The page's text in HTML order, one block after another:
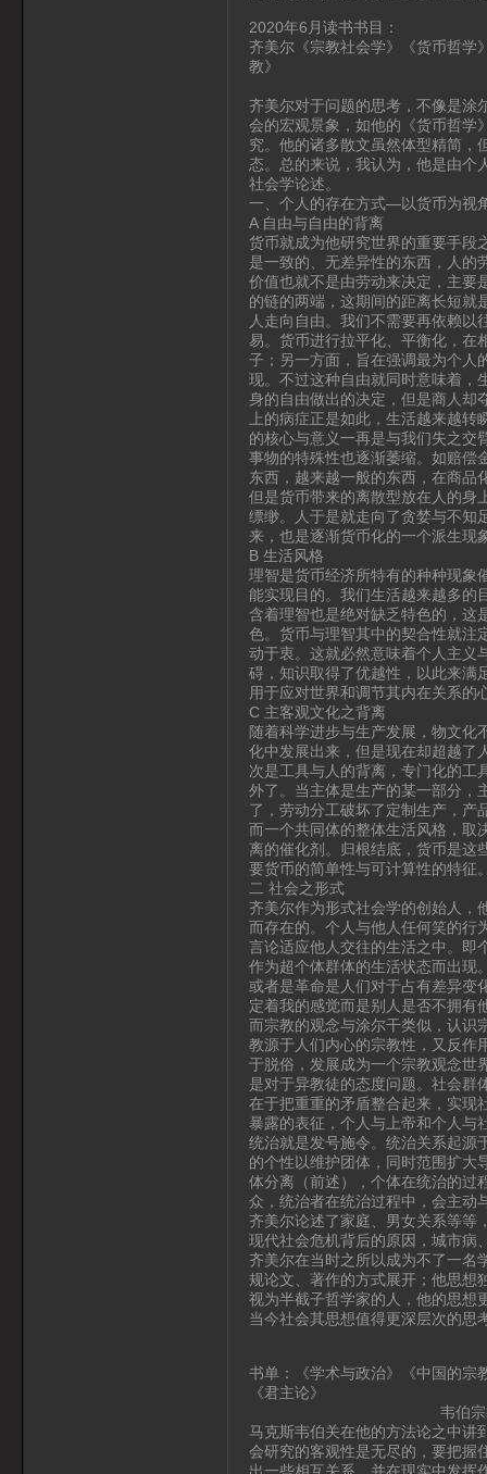
2020年6月读书书目：
齐美尔《宗教社会学》《货币哲学
教》
齐美尔对于问题的思考，不像是涂
会的宏观景象，如他的《货币哲学
究。他的诸多散文虽然体型精简，
态。总的来说，我认为，他是由个
社会学论述。
一、个人的存在方式—以货币为视
A 自由与自由的背离
货币就成为他研究世界的重要手段
是一致的、无差异性的东西，人的
价值也就不是由劳动来决定，主要
的链的两端，这期间的距离长短就
人走向自由。我们不需要再依赖
易。货币进行拉平化、平衡化，在
子；另一方面，旨在强调最为个人
现。不过这种自由就同时意味着，
身的自由做出的决定，但是商人
上的病症正是如此，生活越来越
的核心与意义一再是与我们失之交
事物的特殊性也逐渐萎缩。如赔偿
东西，越来越一般的东西，在商品
但是货币带来的离散型放在人的身
缥缈。人于是就走向了贪婪与不知
来，也是逐渐货币化的一个派生现
B 生活风格
理智是货币经济所特有的种种现象
能实现目的。我们生活越来越多的
含着理智也是绝对缺乏特色的，这
色。货币与理智其中的契合性就注
动于衷。这就必然意味着个人主义
碍，知识取得了优越性，以此来满
用于应对世界和调节其内在关系的
C 主客观文化之背离
随着科学进步与生产发展，物文化
化中发展出来，但是现在却超越了
次是工具与人的背离，专门化的工
外了。当主体是生产的某一部分，
了，劳动分工破坏了定制生产，产
而一个共同体的整体生活风格，取
离的催化剂。归根结底，货币是这
要货币的简单性与可计算性的特征
二 社会之形式
齐美尔作为形式社会学的创始人，
而存在的。个人与他人任何笑的行
言论适应他人交往的生活之中。即
作为超个体群体的生活状态而出现
或者是革命是人们对于占有差异变
定着我的感觉而是别人是否不拥有
而宗教的观念与涂尔干类似，认识
教源于人们内心的宗教性，又反作
于脱俗，发展成为一个宗教观念世
是对于异教徒的态度问题。社会群
在于把重重的矛盾整合起来，实现
暴露的表征，个人与上帝和个人与
统治就是发号施令。统治关系起源
的个性以维护团体，同时范围扩大
体分离（前述），个体在统治的过
众，统治者在统治过程中，会主动
齐美尔论述了家庭、男女关系等等
现代社会危机背后的原因，城市病
齐美尔在当时之所以成为不了一名
规论文、著作的方式展开；他思想
视为半截子哲学家的人，他的思想
当今社会其思想值得更深层次的思
书单：《学术与政治》《中国的宗
《君主论》
韦伯宗教社会学之
马克斯韦伯关在他的方法论之中讲
会研究的客观性是无尽的，要把握
出一些相互关系，并在现实中发挥